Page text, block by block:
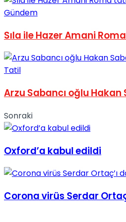
No Result
View All Result
Gündem
Sıla ile Hazer Amani
Tatil
Arzu Sabancı oğlu Hakan
Sonraki
Oxford’a kabul edildi
Corona virüs Serdar